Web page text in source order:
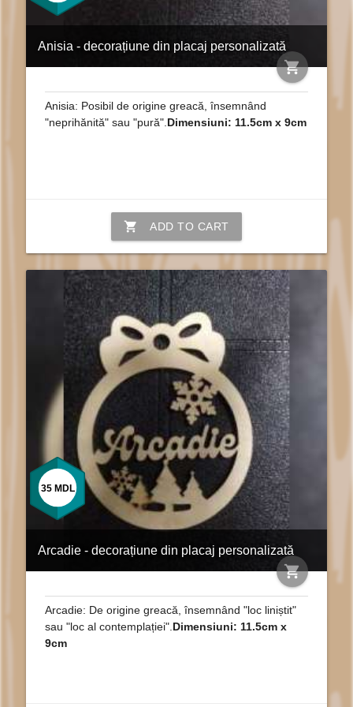
Anisia - decorațiune din placaj personalizată
shopping_cart
Anisia: Posibil de origine greacă, însemnând
"neprihănită" sau "pură". Dimensiuni: 11.5cm x 9cm
shopping_cart ADD TO CART
Arcadie - decorațiune din placaj personalizată
shopping_cart
35 MDL
Arcadie: De origine greacă, însemnând "loc liniștit"
sau "loc al contemplației". Dimensiuni: 11.5cm x
9cm